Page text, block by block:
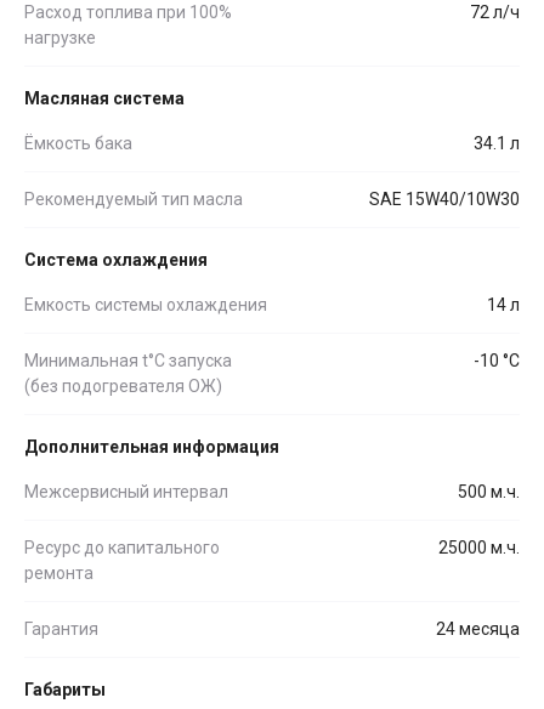
Расход топлива при 100%
нагрузке
72 л/ч
Масляная система
Ёмкость бака 34.1 л
Рекомендуемый тип масла SAE 15W40/10W30
Система охлаждения
Емкость системы охлаждения 14 л
Минимальная t°С запуска
(без подогревателя ОЖ)
-10 °С
Дополнительная информация
Межсервисный интервал 500 м.ч.
Ресурс до капитального
ремонта
25000 м.ч.
Гарантия 24 месяца
Габариты